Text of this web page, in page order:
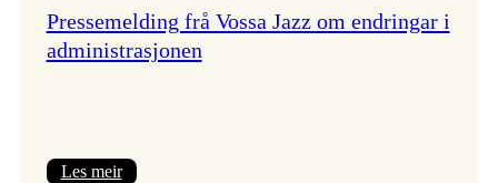
Pressemelding frå Vossa Jazz om endringar i
administrasjonen
Les meir: